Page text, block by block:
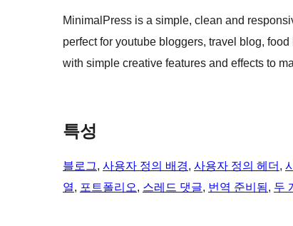
MinimalPress is a simple, clean and
perfect for youtube bloggers, travel blog,
with simple creative features and effects to
특성
블로그, 사용자 정의 배경, 사용자 정의 헤더 ,
열, 포트폴리오, 스레드 댓글, 번역 준비됨, 두